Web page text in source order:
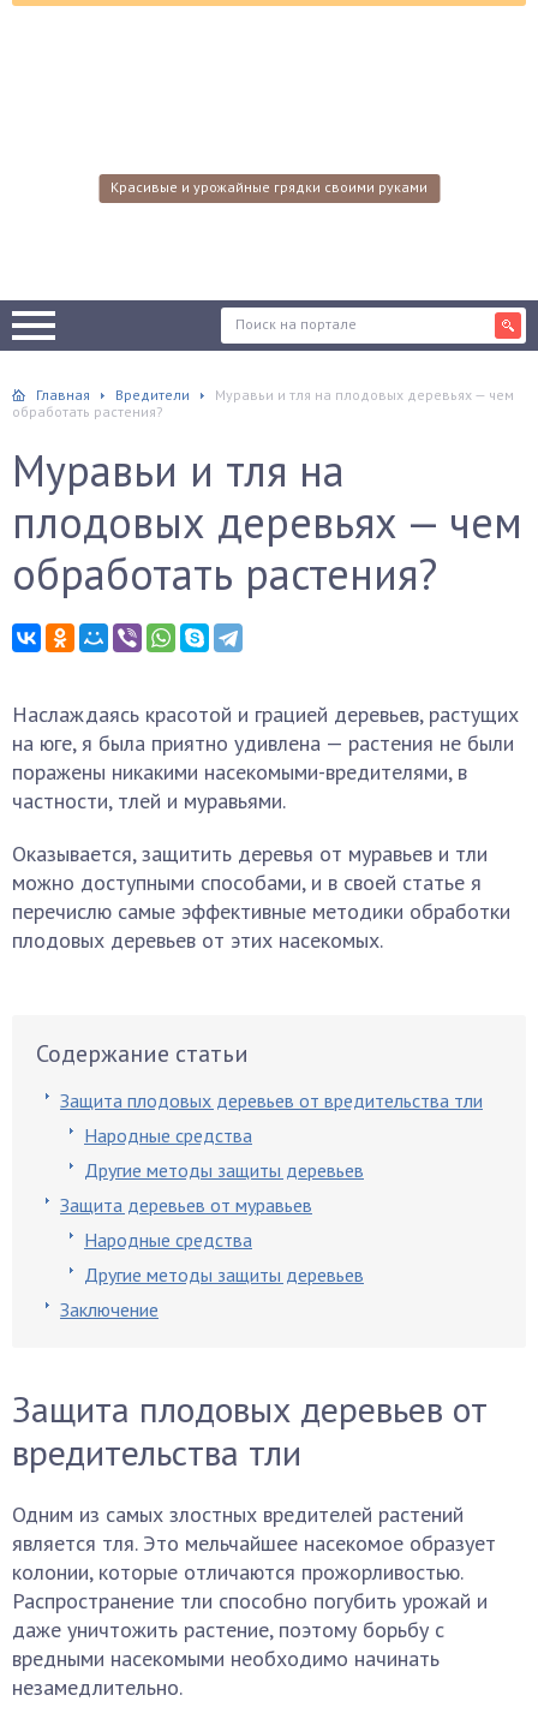
Красивые и урожайные грядки своими руками
Главная Вредители
Муравьи и тля на плодовых деревьях — чем
обработать растения?
Муравьи и тля на
плодовых деревьях — чем
обработать растения?
Наслаждаясь красотой и грацией деревьев, растущих
на юге, я была приятно удивлена — растения не были
поражены никакими насекомыми-вредителями, в
частности, тлей и муравьями.
Оказывается, защитить деревья от муравьев и тли
можно доступными способами, и в своей статье я
перечислю самые эффективные методики обработки
плодовых деревьев от этих насекомых.
Содержание статьи
Защита плодовых деревьев от вредительства тли
Народные средства
Другие методы защиты деревьев
Защита деревьев от муравьев
Народные средства
Другие методы защиты деревьев
Заключение
Защита плодовых деревьев от
вредительства тли
Одним из самых злостных вредителей растений
является тля. Это мельчайшее насекомое образует
колонии, которые отличаются прожорливостью.
Распространение тли способно погубить урожай и
даже уничтожить растение, поэтому борьбу с
вредными насекомыми необходимо начинать
незамедлительно.